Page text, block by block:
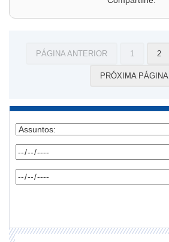
PÁGINA ANTERIOR 1 2
PRÓXIMA PÁGINA